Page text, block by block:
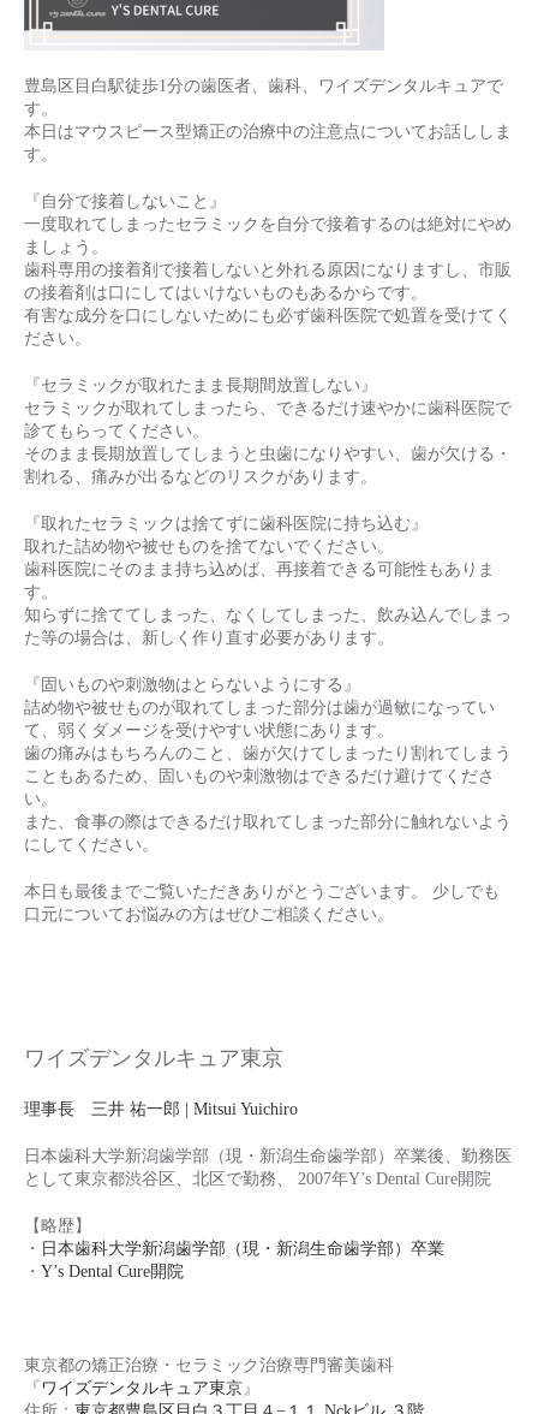
豊島区目白駅徒歩1分の歯医者、歯科、ワイズデンタルキュアで
す。
本日はマウスピース型矯正の治療中の注意点についてお話ししま
す。
『自分で接着しないこと』
一度取れてしまったセラミックを自分で接着するのは絶対にやめ
ましょう。
歯科専用の接着剤で接着しないと外れる原因になりますし、市販
の接着剤は口にしてはいけないものもあるからです。
有害な成分を口にしないためにも必ず歯科医院で処置を受けてく
ださい。
『セラミックが取れたまま長期間放置しない』
セラミックが取れてしまったら、できるだけ速やかに歯科医院で
診てもらってください。
そのまま長期放置してしまうと虫歯になりやすい、歯が欠ける・
割れる、痛みが出るなどのリスクがあります。
『取れたセラミックは捨てずに歯科医院に持ち込む』
取れた詰め物や被せものを捨てないでください。
歯科医院にそのまま持ち込めば、再接着できる可能性もありま
す。
知らずに捨ててしまった、なくしてしまった、飲み込んでしまっ
た等の場合は、新しく作り直す必要があります。
『固いものや刺激物はとらないようにする』
詰め物や被せものが取れてしまった部分は歯が過敏になってい
て、弱くダメージを受けやすい状態にあります。
歯の痛みはもちろんのこと、歯が欠けてしまったり割れてしまう
こともあるため、固いものや刺激物はできるだけ避けてくださ
い。
また、食事の際はできるだけ取れてしまった部分に触れないよう
にしてください。
本日も最後までご覧いただきありがとうございます。 少しでも
口元についてお悩みの方はぜひご相談ください。
ワイズデンタルキュア東京
理事長 三井 祐一郎 | Mitsui Yuichiro
日本歯科大学新潟歯学部（現・新潟生命歯学部）卒業後、勤務医
として東京都渋谷区、北区で勤務、 2007年Y’s Dental Cure開院
【略歴】
・ 日本歯科大学新潟歯学部（現・新潟生命歯学部）卒業
・ Y’s Dental Cure開院
東京都の矯正治療・セラミック治療専門審美歯科
『 ワイズデンタルキュア東京』